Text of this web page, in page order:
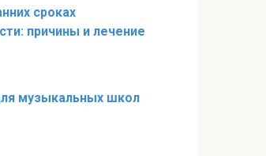
сроках
причины и лечение
музыкальных школ